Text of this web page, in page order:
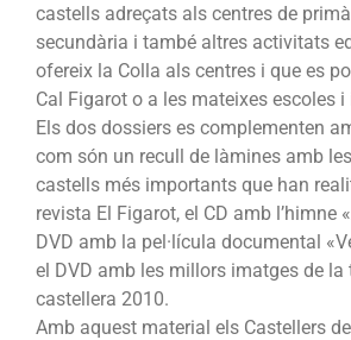
castells adreçats als centres de
secundària i també altres activitats
ofereix la Colla als centres i que es
Cal Figarot o a les mateixes escoles
Els dos dossiers es complementen
com són un recull de làmines amb
castells més importants que han
revista El Figarot, el CD amb l’himne
DVD amb la pel·lícula documental
el DVD amb les millors imatges de la
castellera 2010.
Amb aquest material els Castellers